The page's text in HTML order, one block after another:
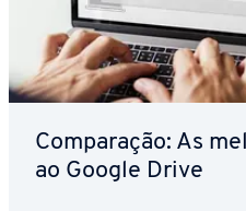
Com­pa­ra­ção: As
ao Google Drive